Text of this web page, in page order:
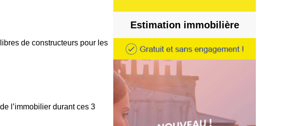
de constructeurs pour les
l’immobilier durant ces 3
Estimation immobilière